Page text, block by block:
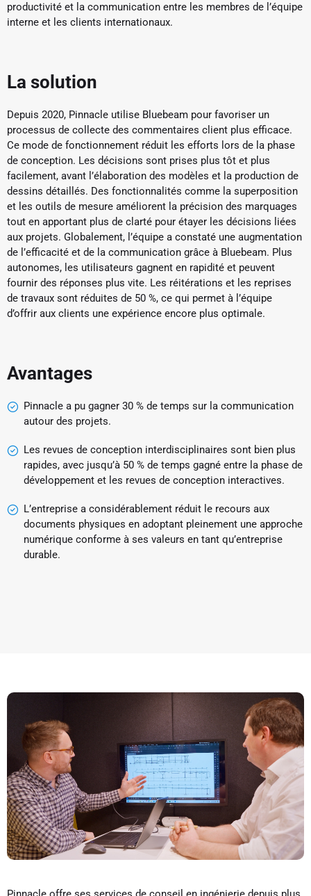
productivité et la communication entre les membres de l’équipe
interne et les clients internationaux.
La solution
Depuis 2020, Pinnacle utilise Bluebeam pour favoriser un
processus de collecte des commentaires client plus efficace.
Ce mode de fonctionnement réduit les efforts lors de la phase
de conception. Les décisions sont prises plus tôt et plus
facilement, avant l’élaboration des modèles et la production de
dessins détaillés. Des fonctionnalités comme la superposition
et les outils de mesure améliorent la précision des marquages
tout en apportant plus de clarté pour étayer les décisions liées
aux projets. Globalement, l’équipe a constaté une augmentation
de l’efficacité et de la communication grâce à Bluebeam. Plus
autonomes, les utilisateurs gagnent en rapidité et peuvent
fournir des réponses plus vite. Les réitérations et les reprises
de travaux sont réduites de 50 %, ce qui permet à l’équipe
d’offrir aux clients une expérience encore plus optimale.
Avantages
Pinnacle a pu gagner 30 % de temps sur la communication
autour des projets.
Les revues de conception interdisciplinaires sont bien plus
rapides, avec jusqu’à 50 % de temps gagné entre la phase de
développement et les revues de conception interactives.
L’entreprise a considérablement réduit le recours aux
documents physiques en adoptant pleinement une approche
numérique conforme à ses valeurs en tant qu’entreprise
durable.